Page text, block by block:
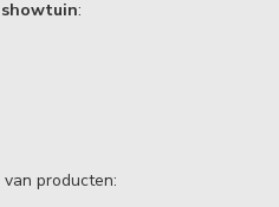
showtuin:
van producten: